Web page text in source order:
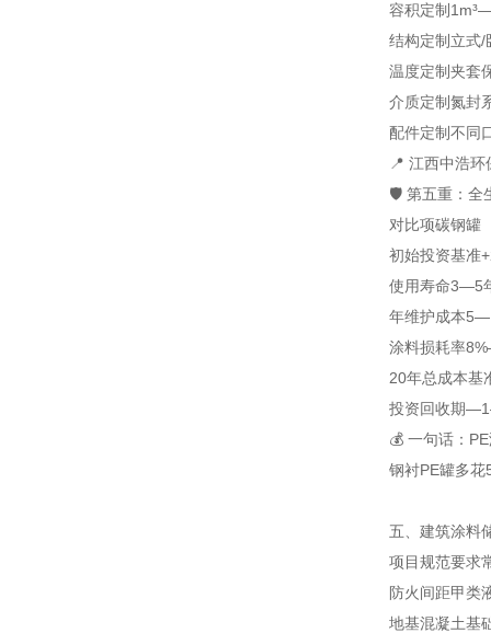
容积定制
结构定制 立式/
温度定制夹套
介质定制氮封
配件定制不同
📍 江西中浩
🛡️ 第五重：全
对比项碳钢罐
初始投资基准
使用寿命3—5
年维护成本
涂料损耗率
20年总成本基
投资回收期—
💰 一句话：
钢衬PE罐多
五、建筑涂料
项目规范要求
防火间距甲类
地基混凝土基